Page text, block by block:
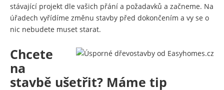
stávající projekt dle vašich přání a požadavků a začneme. Na
úřadech vyřídíme změnu stavby před dokončením a vy se o
nic nebudete muset starat.
Chcete
na
stavbě ušetřit? Máme tip